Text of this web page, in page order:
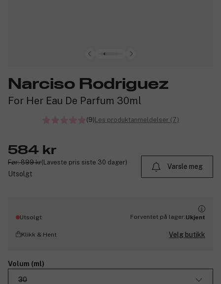
Narciso Rodriguez
For Her Eau De Parfum 30ml
(9) Les produktanmeldelser (7)
584 kr
Før: 899 kr(Laveste pris siste 30 dager)
Utsolgt
Varsle meg
Utsolgt Forventet på lager:Ukjent
Klikk & Hent Velg butikk
Volum (ml)
30